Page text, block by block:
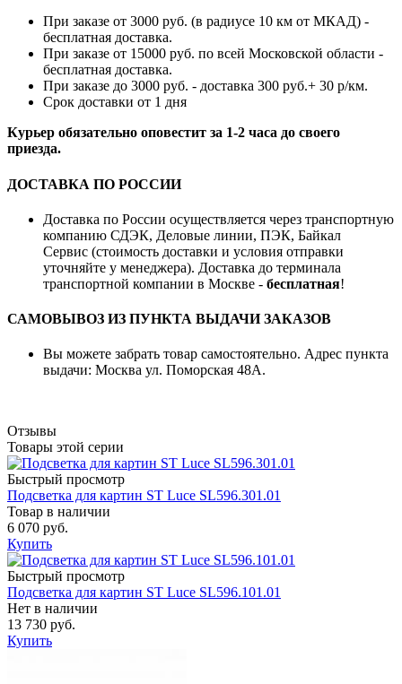
При заказе от 3000 руб. (в радиусе 10 км от МКАД) -
бесплатная доставка.
При заказе от 15000 руб. по всей Московской области -
бесплатная доставка.
При заказе до 3000 руб. - доставка 300 руб.+ 30 р/км.
Срок доставки от 1 дня
Курьер обязательно оповестит за 1-2 часа до своего
приезда.
ДОСТАВКА ПО РОССИИ
Доставка по России осуществляется через транспортную
компанию СДЭК, Деловые линии, ПЭК, Байкал
Сервис (стоимость доставки и условия отправки
уточняйте у менеджера). Доставка до терминала
транспортной компании в Москве - бесплатная!
САМОВЫВОЗ ИЗ ПУНКТА ВЫДАЧИ ЗАКАЗОВ
Вы можете забрать товар самостоятельно. Адрес пункта
выдачи: Москва ул. Поморская 48А.
Отзывы
Товары этой серии
Быстрый просмотр
Подсветка для картин ST Luce SL596.301.01
Товар в наличии
6 070 руб.
Купить
Быстрый просмотр
Подсветка для картин ST Luce SL596.101.01
Нет в наличии
13 730 руб.
Купить